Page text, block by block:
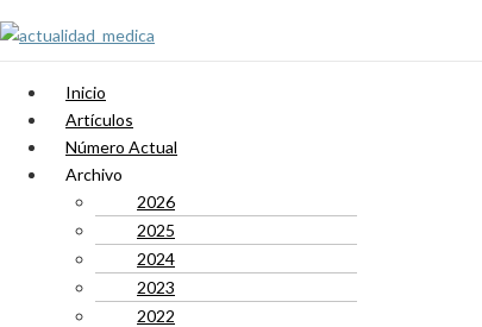
Inicio
Artículos
Número Actual
Archivo
2026
2025
2024
2023
2022